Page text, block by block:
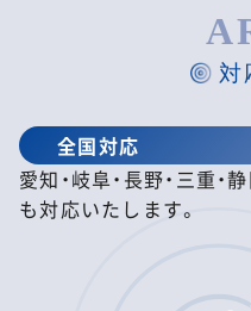
対
全国対応
愛知・岐阜・長野・三重
も対応いたします。